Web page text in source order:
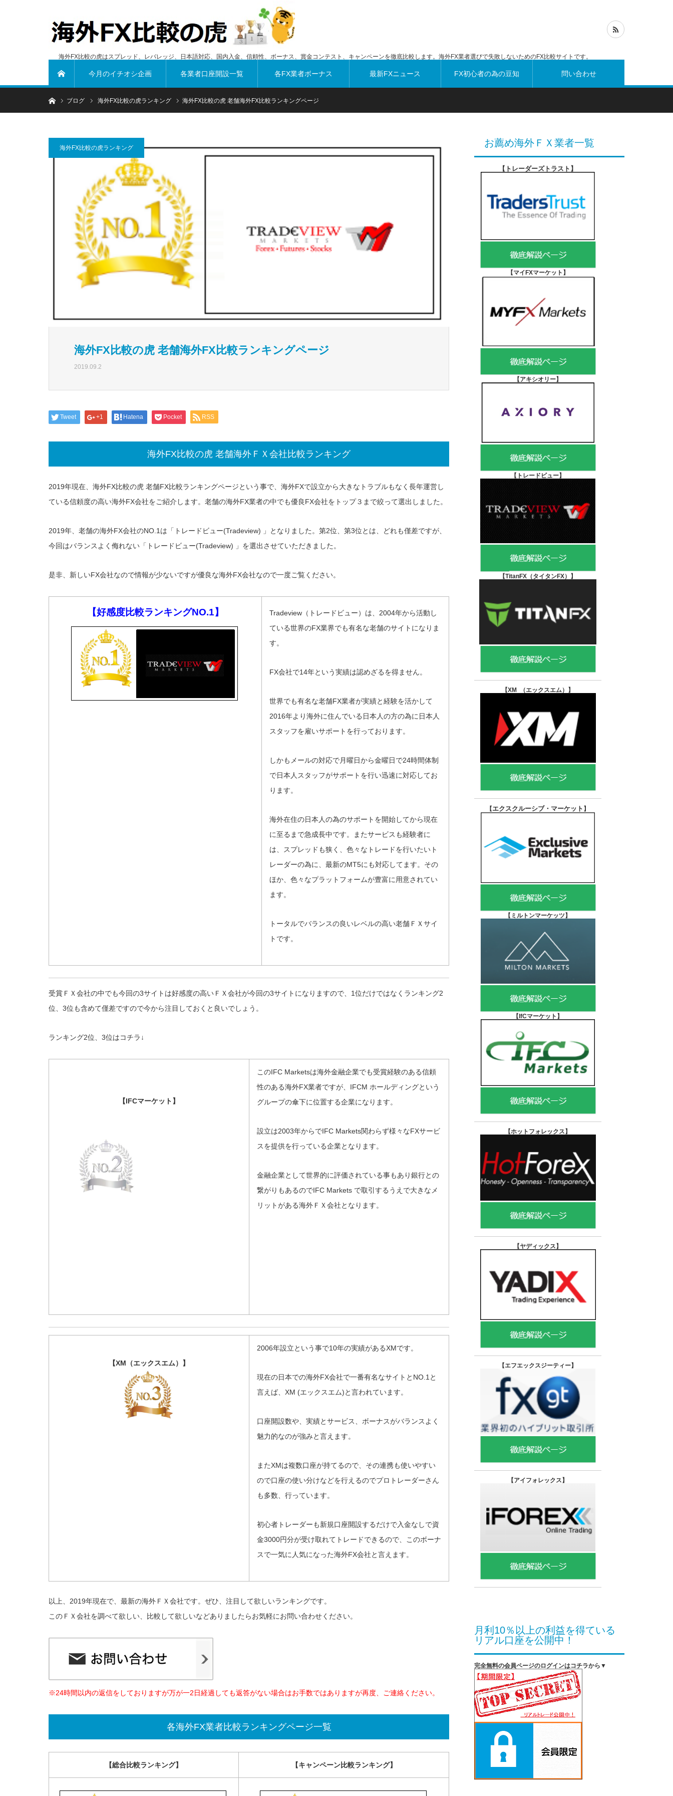
海外FX比較の虎はスプレッド、レバレッジ、日本語対応、国内入金、信頼性、ボーナス、賞金コンテスト、キャンペーンを徹底比較します。海外FX業者選びで失敗しないためのFX比較サイトです。
今月のイチオシ企画 各業者口座開設一覧 各FX業者ボーナス 最新FXニュース FX初心者の為の豆知 問い合わせ
ホームブログ 海外FX比較の虎ランキング 海外FX比較の虎 老舗海外FX比較ランキングページ
海外FX比較の虎ランキング
海外FX比較の虎 老舗海外FX比較ランキングページ
2019.09.2
Tweet +1 Hatena Pocket RSS
海外FX比較の虎 老舗海外ＦＸ会社比較ランキング
2019年現在、海外FX比較の虎 老舗FX比較ランキングページという事で、海外FXで設立から大きなトラブルもなく長年運営し
ている信頼度の高い海外FX会社をご紹介します。老舗の海外FX業者の中でも優良FX会社をトップ３まで絞って選出しました。
2019年、老舗の海外FX会社のNO.1は「トレードビュー(Tradeview) 」となりました。第2位、第3位とは、どれも僅差ですが、
今回はバランスよく侮れない「トレードビュー(Tradeview) 」を選出させていただきました。
是非、新しいFX会社なので情報が少ないですが優良な海外FX会社なので一度ご覧ください。
【好感度比較ランキングNO.1】
Tradeview（トレードビュー）は、2004年から活動し
ている世界のFX業界でも有名な老舗のサイトになりま
す。
FX会社で14年という実績は認めざるを得ません。
世界でも有名な老舗FX業者が実績と経験を活かして
2016年より海外に住んでいる日本人の方の為に日本人
スタッフを雇いサポートを行っております。
しかもメールの対応で月曜日から金曜日で24時間体制
で日本人スタッフがサポートを行い迅速に対応してお
ります。
海外在住の日本人の為のサポートを開始してから現在
に至るまで急成長中です。またサービスも経験者に
は、スプレッドも狭く、色々なトレードを行いたいト
レーダーの為に、最新のMT5にも対応してます。その
ほか、色々なプラットフォームが豊富に用意されてい
ます。
トータルでバランスの良いレベルの高い老舗ＦＸサイ
トです。
受賞ＦＸ会社の中でも今回の3サイトは好感度の高いＦＸ会社が今回の3サイトになりますので、1位だけではなくランキング2
位、3位も含めて僅差ですので今から注目しておくと良いでしょう。
ランキング2位、3位はコチラ↓
【IFCマーケット】
このIFC Marketsは海外金融企業でも受賞経験のある信頼
性のある海外FX業者ですが、IFCM ホールディングという
グループの傘下に位置する企業になります。
設立は2003年からでIFC Markets関わらず様々なFXサービ
スを提供を行っている企業となります。
金融企業として世界的に評価されている事もあり銀行との
繋がりもあるのでIFC Markets で取引するうえで大きなメ
リットがある海外ＦＸ会社となります。
【XM（エックスエム）】
2006年設立という事で10年の実績があるXMです。
現在の日本での海外FX会社で一番有名なサイトとNO.1と
言えば、XM (エックスエム)と言われています。
口座開設数や、実績とサービス、ボーナスがバランスよく
魅力的なのが強みと言えます。
またXMは複数口座が持てるので、その連携も使いやすい
ので口座の使い分けなどを行えるのでプロトレーダーさん
も多数、行っています。
初心者トレーダーも新規口座開設するだけで入金なしで資
金3000円分が受け取れてトレードできるので、このボーナ
スで一気に人気になった海外FX会社と言えます。
以上、2019年現在で、最新の海外ＦＸ会社です。ぜひ、注目して欲しいランキングです。
このＦＸ会社を調べて欲しい、比較して欲しいなどありましたらお気軽にお問い合わせください。
※24時間以内の返信をしておりますが万が一2日経過しても返答がない場合はお手数ではありますが再度、ご連絡ください。
各海外FX業者比較ランキングページ一覧
【総合比較ランキング】 【キャンペーン比較ランキング】
お薦め海外ＦＸ業者一覧
【トレーダーズトラスト 】
【マイFXマーケット 】
【アキシオリー】
【 トレードビュー】
【TitanFX（タイタンFX） 】
【XM （エックスエム） 】
【エクスクルーシブ・マーケット 】
【 ミルトンマーケッツ】
【IfCマーケット 】
【ホットフォレックス 】
【ヤディックス 】
【エフエックスジーティー】
【アイフォレックス】
月利10％以上の利益を得ている
リアル口座を公開中！
完全無料の会員ページのログインはコチラから▼